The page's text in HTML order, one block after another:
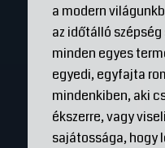
a modern
az időtálló
minden egyes
egyedi, egyfajta
mindenkiben, aki
ékszerre, vagy
sajátossága, hogy